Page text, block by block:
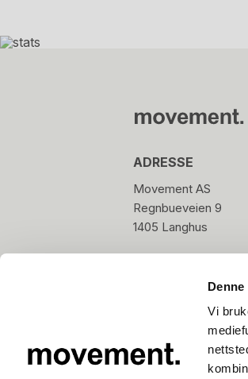
Vi
ADRESSE
Movement AS
Regnbueveien 9
1405 Langhus
hello@movement.as